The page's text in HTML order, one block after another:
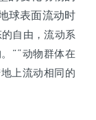
球表面流动时
自由，流动系
”“动物群体在
上流动相同的